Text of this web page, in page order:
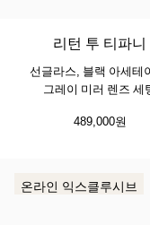
리턴 투 티파니
선글라스, 블랙 아세테
그레이 미러 렌즈 세
489,000원
온라인 익스클루시브